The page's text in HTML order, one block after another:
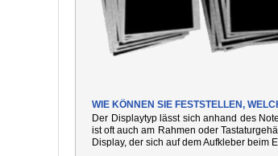
WIE KÖNNEN SIE FESTSTELLEN,
Der Displaytyp lässt sich anhand des
ist oft auch am Rahmen oder
Display, der sich auf dem Aufkleber beim